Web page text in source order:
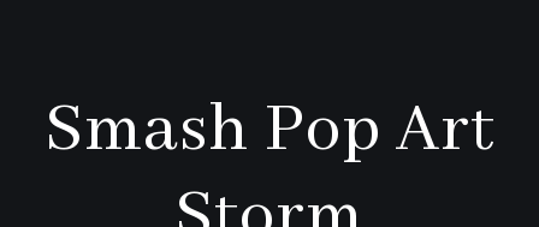
Smash Pop Art